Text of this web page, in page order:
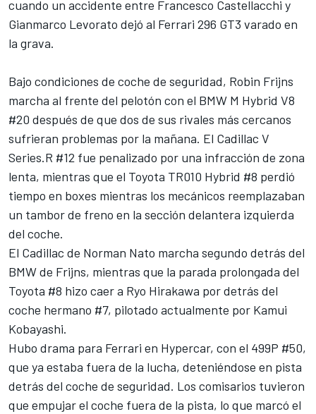
cuando un accidente entre Francesco Castellacchi y
Gianmarco Levorato dejó al Ferrari 296 GT3 varado en
la grava.
Bajo condiciones de coche de seguridad, Robin Frijns
marcha al frente del pelotón con el BMW M Hybrid V8
#20 después de que dos de sus rivales más cercanos
sufrieran problemas por la mañana. El Cadillac V
Series.R #12 fue penalizado por una infracción de zona
lenta, mientras que el Toyota TR010 Hybrid #8 perdió
tiempo en boxes mientras los mecánicos reemplazaban
un tambor de freno en la sección delantera izquierda
del coche.
El Cadillac de Norman Nato marcha segundo detrás del
BMW de Frijns, mientras que la parada prolongada del
Toyota #8 hizo caer a Ryo Hirakawa por detrás del
coche hermano #7, pilotado actualmente por Kamui
Kobayashi.
Hubo drama para Ferrari en Hypercar, con el 499P #50,
que ya estaba fuera de la lucha, deteniéndose en pista
detrás del coche de seguridad. Los comisarios tuvieron
que empujar el coche fuera de la pista, lo que marcó el